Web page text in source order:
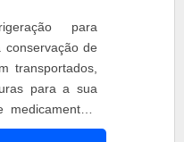
para
de
transportados,
para a sua
aplicado em